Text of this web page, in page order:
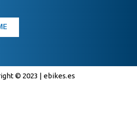
© 2023 | ebikes.es